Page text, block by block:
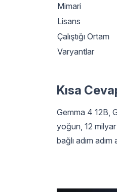
Mimari
Lisans
Çalıştığı Ortam
Varyantlar
Kısa
Gemma 4 12B,
yoğun, 12
bağlı adım